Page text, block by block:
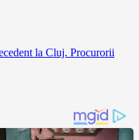
la Cluj. Procurorii